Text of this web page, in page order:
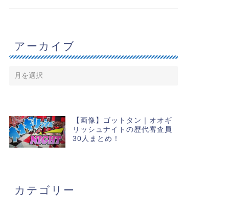
アーカイブ
【画像】ゴットタン｜オオギ
リッシュナイトの歴代審査員
30人まとめ！
カテゴリー